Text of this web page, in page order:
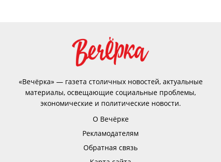
«Вечёрка» — газета столичных новостей, актуальные
материалы, освещающие социальные проблемы,
экономические и политические новости.
О Вечёрке
Рекламодателям
Обратная связь